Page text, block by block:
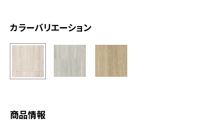
CN
カラーバリエーション
商品情報